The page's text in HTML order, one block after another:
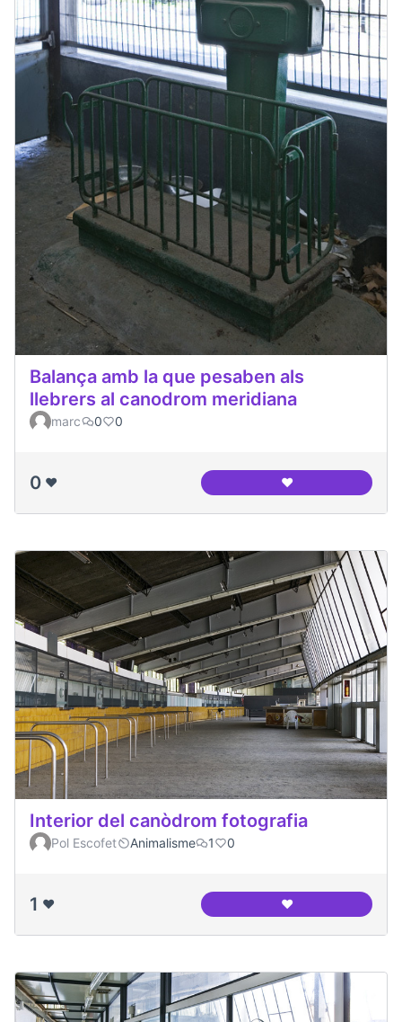
Balança amb la que pesaben als
llebrers al canodrom meridiana
marc 0 0
0 ❤️ ❤️Balança amb la
Interior del canòdrom fotografia
Pol Escofet Animalisme 1 0
1 ❤️ ❤️Interior del